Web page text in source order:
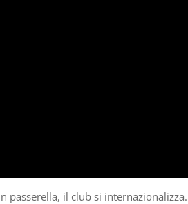
passerella, il club si